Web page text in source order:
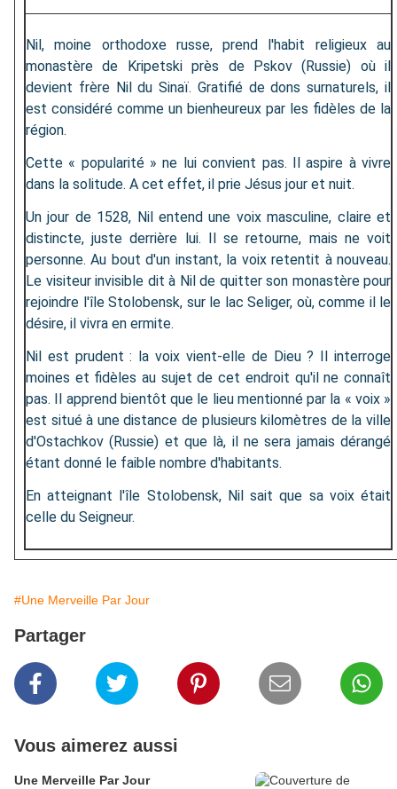
Nil, moine orthodoxe russe, prend l'habit religieux au
monastère de Kripetski près de Pskov (Russie) où il
devient frère Nil du Sinaï. Gratifié de dons surnaturels, il
est considéré comme un bienheureux par les fidèles de la
région.
Cette « popularité » ne lui convient pas. Il aspire à vivre
dans la solitude. A cet effet, il prie Jésus jour et nuit.
Un jour de 1528, Nil entend une voix masculine, claire et
distincte, juste derrière lui. Il se retourne, mais ne voit
personne. Au bout d'un instant, la voix retentit à nouveau.
Le visiteur invisible dit à Nil de quitter son monastère pour
rejoindre l'île Stolobensk, sur le lac Seliger, où, comme il le
désire, il vivra en ermite.
Nil est prudent : la voix vient-elle de Dieu ? Il interroge
moines et fidèles au sujet de cet endroit qu'il ne connaît
pas. Il apprend bientôt que le lieu mentionné par la « voix »
est situé à une distance de plusieurs kilomètres de la ville
d'Ostachkov (Russie) et que là, il ne sera jamais dérangé
étant donné le faible nombre d'habitants.
En atteignant l'île Stolobensk, Nil sait que sa voix était
celle du Seigneur.
#Une Merveille Par Jour
Partager
Vous aimerez aussi
Une Merveille Par Jour